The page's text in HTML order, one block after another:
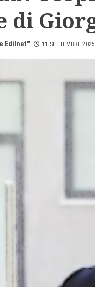
di
Edilnet™ 11 SETTEMBRE 2025